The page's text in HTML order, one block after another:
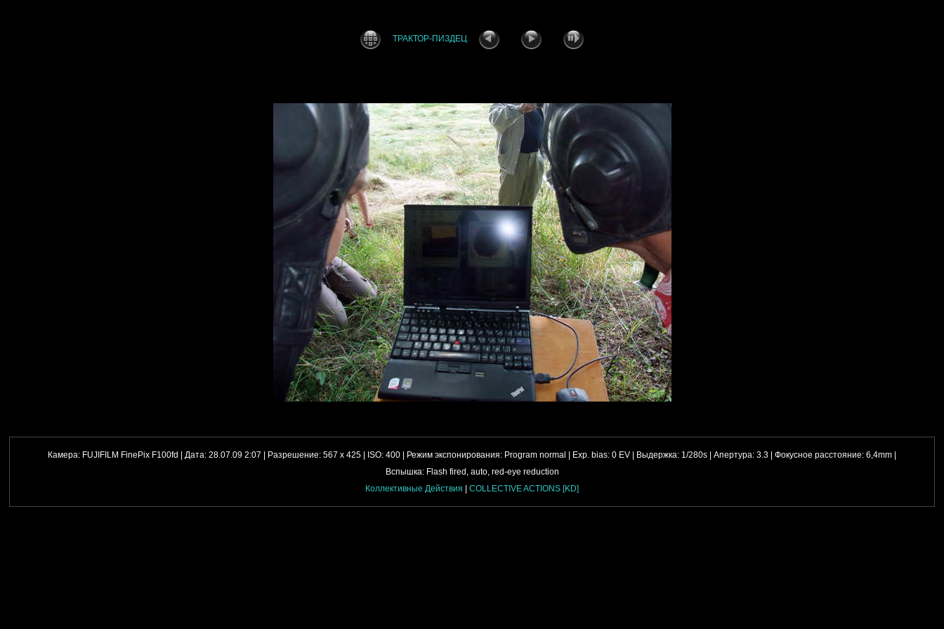
ТРАКТОР-ПИЗДЕЦ
Камера: FUJIFILM FinePix F100fd | Дата: 28.07.09 2:07 | Разрешение: 567 x 425 | ISO: 400 | Режим экспонирования: Program normal | Exp. bias: 0 EV | Выдержка: 1/280s | Апертура: 3.3 | Фокусное расстояние: 6,4mm |
Вспышка: Flash fired, auto, red-eye reduction
Коллективные Действия | COLLECTIVE ACTIONS [KD]